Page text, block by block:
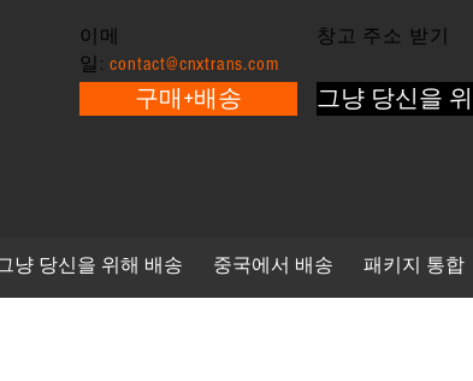
이메
일: contact@cnxtrans.com
구매+배송
창고 주소 받기
그냥 당신을
냥 당신을 위해 배송 중국에서 배송 패키지 통합